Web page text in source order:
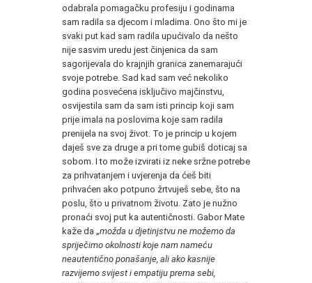
odabrala pomagačku profesiju i godinama
sam radila sa djecom i mladima. Ono što mi je
svaki put kad sam radila upućivalo da nešto
nije sasvim uredu jest činjenica da sam
sagorijevala do krajnjih granica zanemarajući
svoje potrebe. Sad kad sam već nekoliko
godina posvećena isključivo majčinstvu,
osvijestila sam da sam isti princip koji sam
prije imala na poslovima koje sam radila
prenijela na svoj život. To je princip u kojem
daješ sve za druge a pri tome gubiš doticaj sa
sobom. I to može izvirati iz neke sržne potrebe
za prihvatanjem i uvjerenja da ćeš biti
prihvaćen ako potpuno žrtvuješ sebe, što na
poslu, što u privatnom životu. Zato je nužno
pronaći svoj put ka autentičnosti. Gabor Mate
kaže da „možda u djetinjstvu ne možemo da
spriječimo okolnosti koje nam nameću
neautentično ponašanje, ali ako kasnije
razvijemo svijest i empatiju prema sebi,